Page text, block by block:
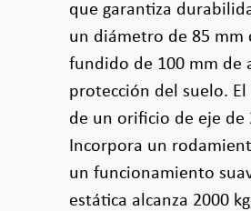
que garantiza
un diámetro de 85
fundido de 100 mm de
protección del suelo.
de un orificio de eje de
Incorpora un
un funcionamiento
estática alcanza 2000